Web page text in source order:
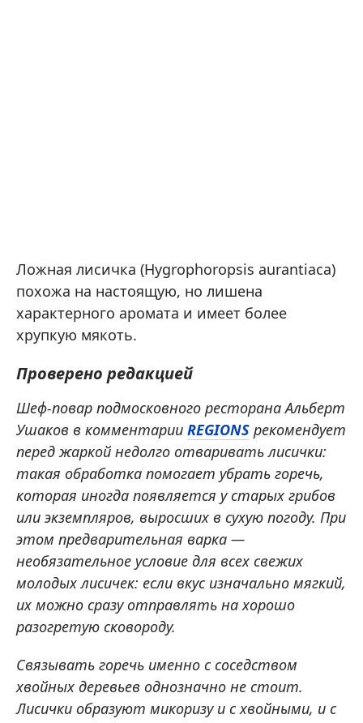
Ложная лисичка (Hygrophoropsis aurantiaca)
похожа на настоящую, но лишена
характерного аромата и имеет более
хрупкую мякоть.
Проверено редакцией
Шеф-повар подмосковного ресторана Альберт
Ушаков в комментарии REGIONS рекомендует
перед жаркой недолго отваривать лисички:
такая обработка помогает убрать горечь,
которая иногда появляется у старых грибов
или экземпляров, выросших в сухую погоду. При
этом предварительная варка —
необязательное условие для всех свежих
молодых лисичек: если вкус изначально мягкий,
их можно сразу отправлять на хорошо
разогретую сковороду.
Связывать горечь именно с соседством
хвойных деревьев однозначно не стоит.
Лисички образуют микоризу и с хвойными, и с